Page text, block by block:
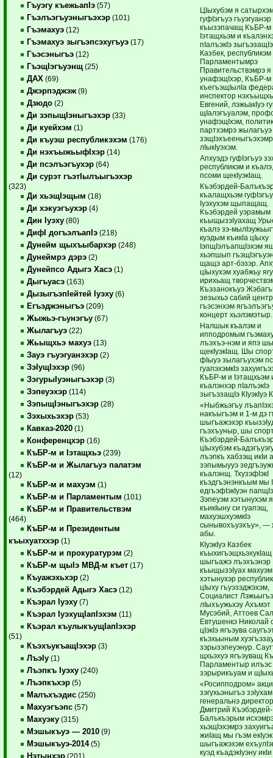
Гъуэгу къежьапIэ (57)
Гъэлъэгъуэныгъэхэр (101)
Гъэмахуэ (12)
Гъэмахуэ зыгъэпсэхугъуэ (17)
Гъэсэныгъэ (12)
ГъэщIэгъуэнщ (25)
ДАХ (69)
Джэрпэджэж (9)
Дзюдо (2)
Ди зэпыщIэныгъэхэр (33)
Ди куейхэм (1)
Ди къуэш республикэхэм (176)
Ди нэхъыжьыфIхэр (14)
Ди псэлъэгъухэр (64)
Ди сурэт гъэтIылъыгъэхэр
(323)
Ди хьэщIэщым (18)
Ди хэкуэгъухэр (4)
Дин Iуэху (80)
ДифI догъэлъапIэ (218)
Дунейм щыхъыбархэр (248)
Дунеймрэ дэрэ (2)
Дунейпсо Адыгэ Хасэ (1)
Дыгъуасэ (163)
ДызыгъэпIейтей Iуэху (6)
Егъэджэныгъэ (209)
Жыжьэ-гъунэгъу (67)
Жылагъуэ (22)
Жьыщхьэ махуэ (13)
Зауэ гъуэгуанэхэр (2)
ЗэIущIэхэр (96)
ЗэгурыIуэныгъэхэр (3)
Зэпеуэхэр (114)
ЗэпыщIэныгъэхэр (28)
Зэхыхьэхэр (53)
Кавказ-2020 (1)
Конференцхэр (16)
КъБР-м и Iэтащхьэ (239)
КъБР-м и Жылагъуэ палатэм
(12)
КъБР-м и махуэм (1)
КъБР-м и Парламентым (101)
КъБР-м и Правительствэм
(464)
КъБР-м и Президентым
къыхуатххэр (1)
КъБР-м и прокуратурэм (2)
КъБР-м щыIэ МВД-м къет (17)
Къуажэхьхэр (2)
Къэбэрдей Адыгэ Хасэ (12)
Къэрал Iуэху (7)
Къэрал IуэхущIапIэхэм (11)
Къэрал къулыкъущIапIэхэр
(51)
КъэхъукъащIэхэр (3)
ЛъэIу (1)
Лъэпкъ Iуэху (240)
Лъэпкъхэр (5)
Малъхъэдис (250)
Махуэгъэпс (57)
Махуэку (315)
Мэшыкъуэ — 2010 (9)
Мэшыкъуэ-2014(5)
Нэтынхэр (201)
ЦIыхубэм я
гуфIэгъуэ гъуэгуанэр
къызэпачащ КъБР-м
Iэтащхьэм и
пIалъэкIэ зыгъэзащIэ
Казбек, республикэм
Парламентымрэ
Правительствэмрэ я
унафэщIхэр, КъБР-м
къегъэщIылIа
инспектор
Евгений, лэжьакIуэ
щIалэгъуалэм,
унафэщIхэм,
партхэмрэ жылагъуэ
лIыкIуэхэм.
Апхуэдэ гуфIэгъуэ
республикэм и
псоми щекIуэкIащ.
Къэбэрдей-
къалащхьэм
Iуэхухэм щыпащащ.
Къэбэрдей уэрамым
къыщызэIуахащ
къалэ зэ-
куэдым къикIа цIыху
IэпщIэлъапщIэхэм
хьэпшып
щащэ арт-бэзэр.
цIыхухэм хуабжьу ягу
ирихьащ
Къэзанокъуэ
зезыхьэ сабий
гъэсэнхэм
концерт хьэлэмэтыр.
Налшык къалэм и
ипподромым
лъэхъэ-нэм и япэ
щекIуэкIащ. Шы
фIыуэ зылагъухэм
гуапэхэмкIэ
КъБР-м и Iэтащхьэм
къалэнхэр пIалъэкIэ
зыгъэзащIэ КIуэкIуэ
«Ныбжьэгъу
накъыгъэм и 1-м дэ
шыгъажэхэр
гъэхъуныр, шы
Къэбэрдей-
цIыхубэм
лъэпкъ хабзэщ икIи
зэпымыууэ
къалэнщ. ТхузэфIэкI
къэдгъэнэнкъым мы
едгъэфIэкIуэн
Зэпеуэм хэтынухэм
къикIыну си гуапэщ,
махуэшхуэмкIэ
сынывохъуэхъу», —
абы.
КIуэкIуэ Казбек
къыхигъэщхьэхукIащ
шыгъажэ лъэхъэнэр
къыщызэIуах
хэтынухэр
цIыху гъуэзэджэхэм,
Социалист
лIыхъужьхэу Ахъмэт
Мусэбий, Аттоев
Евтушенкэ Николай
цIэкIэ ягъэува
къэхьыным
зэрызэпеуэнур.
щхьэхуэ ягъэуващ
Парламентыр илъэс
зэрырикъуам и
«Росипподром»
зэгухьэныгъэ
генеральнэ
Дмитрий Къэбэрдей-
Балъкъэрым
хьэщIэхэмрэ
жиIащ мы гъэм
шыгъажэхэм
куэд къадэкIуэну